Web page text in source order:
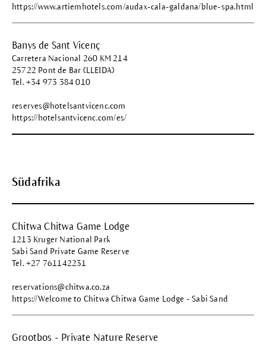
https://www.artiemhotels.com/audax-cala-galdana/blue-spa.html
Banys de Sant Vicenç
Carretera Nacional 260 KM 214
25722 Pont de Bar (LLEIDA)
Tel. +34 973 384 010
reserves@hotelsantvicenc.com
https://hotelsantvicenc.com/es/
Südafrika
Chitwa Chitwa Game Lodge
1213 Kruger National Park
Sabi Sand Private Game Reserve
Tel. +27 761142231
reservations@chitwa.co.za
https://Welcome to Chitwa Chitwa Game Lodge - Sabi Sand
Grootbos - Private Nature Reserve